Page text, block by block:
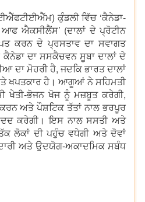
ਕੁੰਡਲੀ ਵਿੱਚ ‘ਕੈਨੇਡਾ-
ਐਕਸੀਲੈਂਸ’ (ਦਾਲਾਂ ਦੇ ਪ੍ਰੋਟੀਨ
ਕਰਨ ਦੇ ਪ੍ਰਸਤਾਵ ਦਾ ਸਵਾਗਤ
ਕੈਨੇਡਾ ਦਾ ਸਸਕੈਚਵਨ ਸੂਬਾ ਦਾਲਾਂ ਦੇ
ਦਾ ਮੋਹਰੀ ਹੈ, ਜਦਕਿ ਭਾਰਤ ਦਾਲਾਂ
ਖਪਤਕਾਰ ਹੈ। ਆਗੂਆਂ ਨੇ ਸਹਿਮਤੀ
ਖੇਤੀ-ਭੋਜਨ ਖੋਜ ਨੂੰ ਮਜ਼ਬੂਤ ਕਰੇਗੀ,
ਅਤੇ ਪੌਸ਼ਟਿਕ ਤੱਤਾਂ ਨਾਲ ਭਰਪੂਰ
ਕਰੇਗੀ। ਇਸ ਨਾਲ ਸਸਤੀ ਅਤੇ
ਲੋਕਾਂ ਦੀ ਪਹੁੰਚ ਵਧੇਗੀ ਅਤੇ ਦੋਵਾਂ
ਅਤੇ ਉਦਯੋਗ-ਅਕਾਦਮਿਕ ਸਬੰਧ